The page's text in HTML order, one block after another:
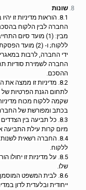
שונות
8.1. הוראות מדיניות זו
החברה לבין הלקוח
מבין: (1) מועד סיום
ללקוח; ו- (2)
ידי החברה, לרבות במאגרי
החברה לשמירת סודיות
ההסכם.
8.2. מדיניות זו ממצה
לתחום הגנת הפרטיות של
שקמה ללקוח מכוח
בכתב ומפורשת של
8.3. כל תביעה בין
מיום קרות עילת התביעה
8.4. החברה רשאית
ללקוח.
8.5. על מדיניות זו
שלו.
8.6. לבית המשפט
ייחודית ובלעדית לדון